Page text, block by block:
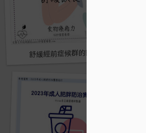
舒緩經前症候群的飲食元素